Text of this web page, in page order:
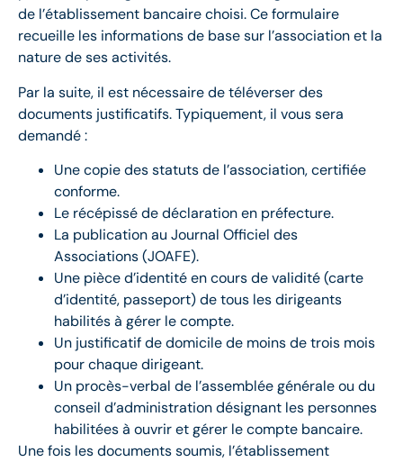
de l’établissement bancaire choisi. Ce formulaire
recueille les informations de base sur l’association et la
nature de ses activités.
Par la suite, il est nécessaire de téléverser des
documents justificatifs. Typiquement, il vous sera
demandé :
Une copie des statuts de l’association, certifiée
conforme.
Le récépissé de déclaration en préfecture.
La publication au Journal Officiel des
Associations (JOAFE).
Une pièce d’identité en cours de validité (carte
d’identité, passeport) de tous les dirigeants
habilités à gérer le compte.
Un justificatif de domicile de moins de trois mois
pour chaque dirigeant.
Un procès-verbal de l’assemblée générale ou du
conseil d’administration désignant les personnes
habilitées à ouvrir et gérer le compte bancaire.
Une fois les documents soumis, l’établissement